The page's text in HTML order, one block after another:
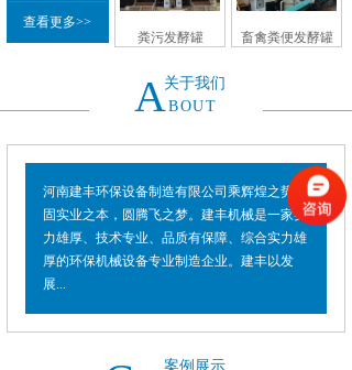
查看更多>>
粪污发酵罐 畜禽粪便发酵罐
关于我们
ABOUT
河南建丰环保设备制造有限公司乘辉煌之势，
固实业之本，圆腾飞之梦。建丰机械是一家实
力雄厚、技术专业、品质有保障、综合实力雄
厚的环保机械设备专业制造企业。建丰以发
展...
案例展示